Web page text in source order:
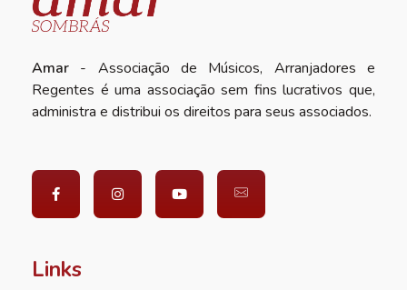
Amar - Associação de Músicos, Arranjadores e
Regentes é uma associação sem fins lucrativos que,
administra e distribui os direitos para seus associados.
Links